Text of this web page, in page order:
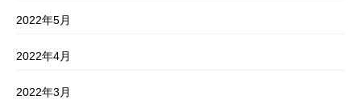
2022年5月
2022年4月
2022年3月